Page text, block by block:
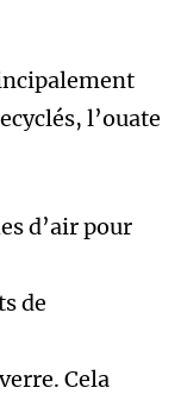
l’ouate
d’air pour
de
Cela